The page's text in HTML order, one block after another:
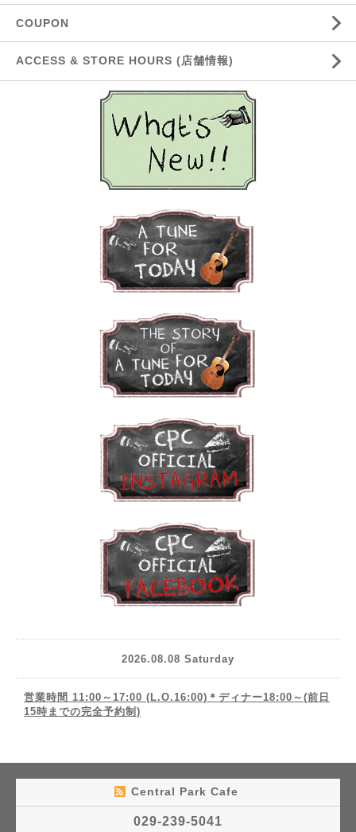
COUPON
ACCESS & STORE HOURS (店舗情報)
2026.08.08 Saturday
営業時間 11:00～17:00 (L.O.16:00)＊ディナー18:00～(前日
15時までの完全予約制)
Central Park Cafe
029-239-5041